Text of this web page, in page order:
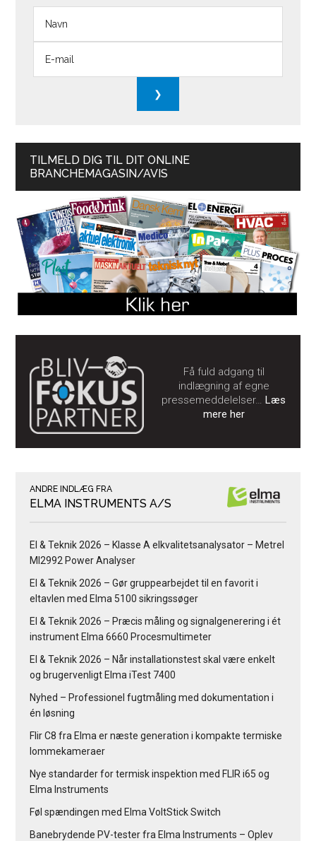
TILMELD DIG TIL DIT ONLINE
BRANCHEMAGASIN/AVIS
Få fuld adgang til
indlægning af egne
pressemeddelelser…Læs
mere her
ANDRE INDLÆG FRA
ELMA INSTRUMENTS A/S
El & Teknik 2026 – Klasse A elkvalitetsanalysator – Metrel
MI2992 Power Analyser
El & Teknik 2026 – Gør gruppearbejdet til en favorit i
eltavlen med Elma 5100 sikringssøger
El & Teknik 2026 – Præcis måling og signalgenerering i ét
instrument Elma 6660 Procesmultimeter
El & Teknik 2026 – Når installationstest skal være enkelt
og brugervenligt Elma iTest 7400
Nyhed – Professionel fugtmåling med dokumentation i
én løsning
Flir C8 fra Elma er næste generation i kompakte termiske
lommekameraer
Nye standarder for termisk inspektion med FLIR i65 og
Elma Instruments
Føl spændingen med Elma VoltStick Switch
Banebrydende PV-tester fra Elma Instruments – Oplev